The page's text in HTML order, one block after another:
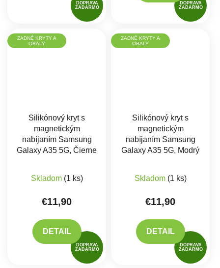
DOPRAVA
ZADARMO
DOPRAVA
ZADARMO
ZADNÉ KRYTY A
OBALY
DOPRAVA
ZADARMO
Silikónový kryt s
magnetickým
nabíjaním Samsung
Galaxy A35 5G, Čierne
Skladom (1 ks)
€11,90
DETAIL
ZADNÉ KRYTY A
OBALY
DOPRAVA
ZADARMO
Silikónový kryt s
magnetickým
nabíjaním Samsung
Galaxy A35 5G, Modrý
Skladom (1 ks)
€11,90
DETAIL